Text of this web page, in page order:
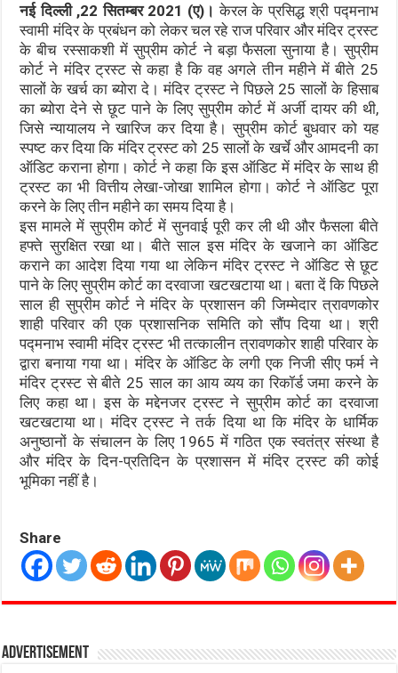
नई दिल्ली ,22 सितम्बर 2021 (ए)। केरल के प्रसिद्ध श्री पद्मनाभ
स्वामी मंदिर के प्रबंधन को लेकर चल रहे राज परिवार और मंदिर ट्रस्ट
के बीच रस्साकशी में सुप्रीम कोर्ट ने बड़ा फैसला सुनाया है। सुप्रीम
कोर्ट ने मंदिर ट्रस्ट से कहा है कि वह अगले तीन महीने में बीते 25
सालों के खर्च का ब्योरा दे। मंदिर ट्रस्ट ने पिछले 25 सालों के हिसाब
का ब्योरा देने से छूट पाने के लिए सुप्रीम कोर्ट में अर्जी दायर की थी,
जिसे न्यायालय ने खारिज कर दिया है। सुप्रीम कोर्ट बुधवार को यह
स्पष्ट कर दिया कि मंदिर ट्रस्ट को 25 सालों के खर्चे और आमदनी का
ऑडिट कराना होगा। कोर्ट ने कहा कि इस ऑडिट में मंदिर के साथ ही
ट्रस्ट का भी वित्तीय लेखा-जोखा शामिल होगा। कोर्ट ने ऑडिट पूरा
करने के लिए तीन महीने का समय दिया है।
इस मामले में सुप्रीम कोर्ट में सुनवाई पूरी कर ली थी और फैसला बीते
हफ्ते सुरक्षित रखा था। बीते साल इस मंदिर के खजाने का ऑडिट
कराने का आदेश दिया गया था लेकिन मंदिर ट्रस्ट ने ऑडिट से छूट
पाने के लिए सुप्रीम कोर्ट का दरवाजा खटखटाया था। बता दें कि पिछले
साल ही सुप्रीम कोर्ट ने मंदिर के प्रशासन की जिम्मेदार त्रावणकोर
शाही परिवार की एक प्रशासनिक समिति को सौंप दिया था। श्री
पद्मनाभ स्वामी मंदिर ट्रस्ट भी तत्कालीन त्रावणकोर शाही परिवार के
द्वारा बनाया गया था। मंदिर के ऑडिट के लगी एक निजी सीए फर्म ने
मंदिर ट्रस्ट से बीते 25 साल का आय व्यय का रिकॉर्ड जमा करने के
लिए कहा था। इस के मद्देनजर ट्रस्ट ने सुप्रीम कोर्ट का दरवाजा
खटखटाया था। मंदिर ट्रस्ट ने तर्क दिया था कि मंदिर के धार्मिक
अनुष्ठानों के संचालन के लिए 1965 में गठित एक स्वतंत्र संस्था है
और मंदिर के दिन-प्रतिदिन के प्रशासन में मंदिर ट्रस्ट की कोई
भूमिका नहीं है।
Share
Advertisement